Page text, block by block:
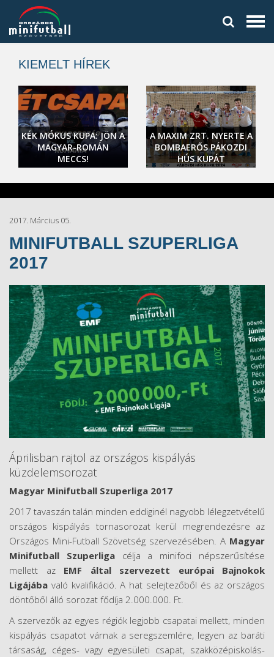
KIEMELT HÍREK
KÉK MÓKUS KUPA: JÖN A
MAGYAR-ROMÁN
MECCS!
A MAXIM ZRT. NYERTE A
BOMBAERŐS PÁKOZDI
HÚS KUPÁT
2017. Március 05.
MINIFUTBALL SZUPERLIGA
2017
Áprilisban rajtol az országos kispályás
küzdelemsorozat
Magyar Minifutball Szuperliga 2017
2017 tavaszán talán minden eddiginél nagyobb lélegzetvételű
országos kispályás tornasorozat kerül megrendezésre az
Országos Mini-Futball Szövetség szervezésében. A Magyar
Minifutball Szuperligacélja a minifoci népszerűsítése
mellett az EMF által szervezett európai Bajnokok
Ligájába való kvalifikáció. A hat selejtezőből és az országos
döntőből álló sorozat fődíja 2.000.000. Ft.
A szervezők az egyes régiók legjobb csapatai mellett, minden
kispályás csapatot várnak a seregszemlére, legyen az baráti
társaság, céges- vagy egyesületi csapat, szakközépiskolás-